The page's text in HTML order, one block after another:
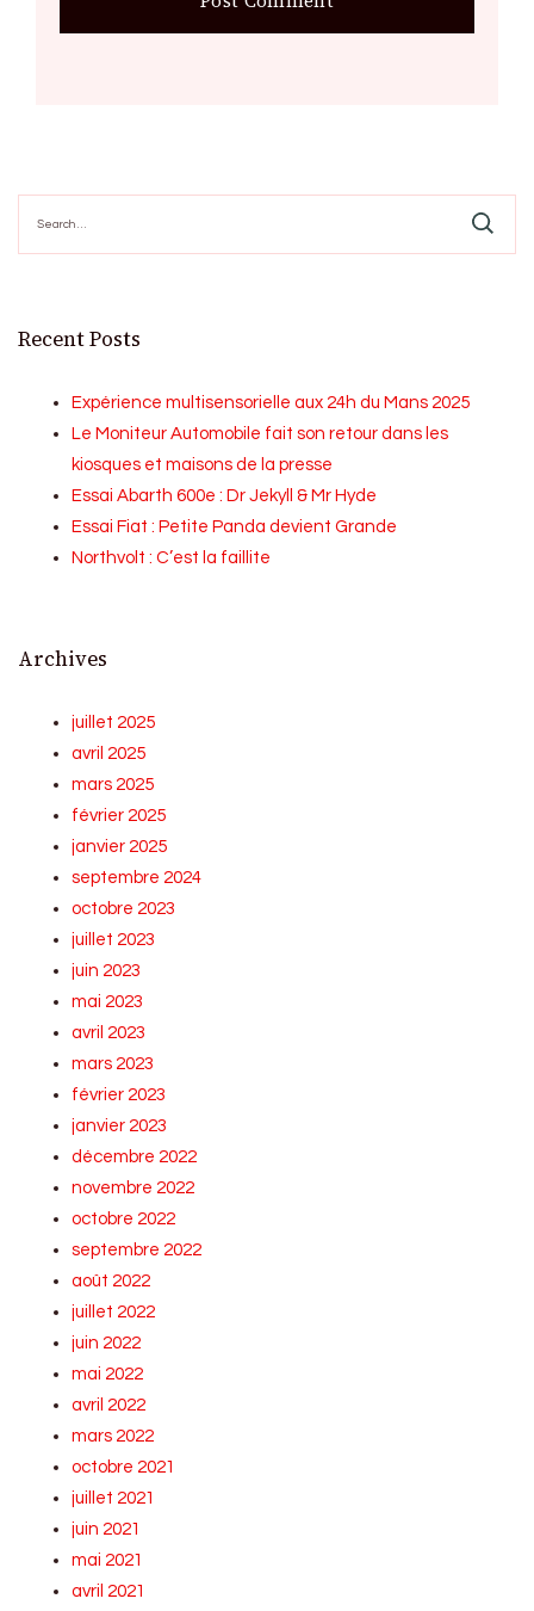
for:
Recent Posts
Expérience multisensorielle aux 24h du Mans 2025
Le Moniteur Automobile fait son retour dans les
kiosques et maisons de la presse
Essai Abarth 600e : Dr Jekyll & Mr Hyde
Essai Fiat : Petite Panda devient Grande
Northvolt : C’est la faillite
Archives
juillet 2025
avril 2025
mars 2025
février 2025
janvier 2025
septembre 2024
octobre 2023
juillet 2023
juin 2023
mai 2023
avril 2023
mars 2023
février 2023
janvier 2023
décembre 2022
novembre 2022
octobre 2022
septembre 2022
août 2022
juillet 2022
juin 2022
mai 2022
avril 2022
mars 2022
octobre 2021
juillet 2021
juin 2021
mai 2021
avril 2021